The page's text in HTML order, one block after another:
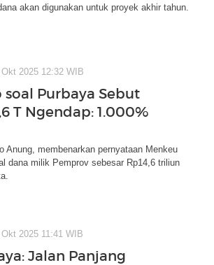
akan digunakan untuk proyek akhir tahun.
Okt 2025 12:32 WIB
Purbaya Sebut
T Ngendap: 1.000%
Anung, membenarkan pernyataan Menkeu
dana milik Pemprov sebesar Rp14,6 triliun
2025 11:41 WIB
Jalan Panjang